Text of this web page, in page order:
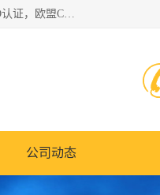
*是一家的测试、评估、检查与认机构，主要从事巴西NR10认证、NR12认证、NR13认证；ANATEL认证、INMTRO认证，欧盟CE认证：MD认证，PED认证，MID认证，ATEX认证，德国蓝色天使认证。
公司动态